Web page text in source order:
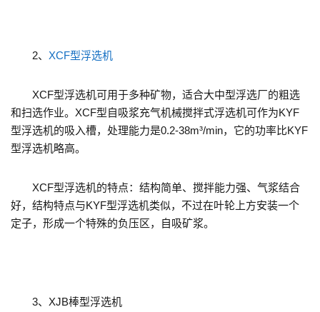
2、 XCF型浮选机
XCF型浮选机可用于多种矿物，适合大中型浮选厂的粗选
和扫选作业。XCF型自吸浆充气机械搅拌式浮选机可作为KYF
型浮选机的吸入槽，处理能力是0.2-38m³/min，它的功率比KYF
型浮选机略高。
XCF型浮选机的特点：结构简单、搅拌能力强、气浆结合
好，结构特点与KYF型浮选机类似，不过在叶轮上方安装一个
定子，形成一个特殊的负压区，自吸矿浆。
3、XJB棒型浮选机